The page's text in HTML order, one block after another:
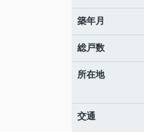
築年月
総戸数
所在地
交通